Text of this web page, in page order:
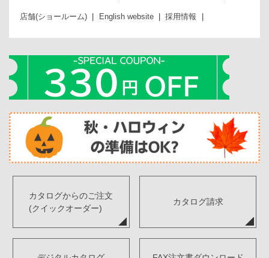
店舗(ショールーム) English website 採用情報
カタログからのご注文
(クイックオーダー)
カタログ請求